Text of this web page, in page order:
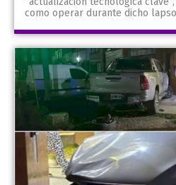
como operar durante dicho